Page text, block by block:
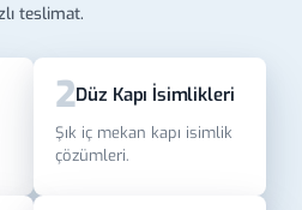
teslimat.
2Düz Kapı İsimlikleri
Şık iç mekan kapı isimlik
çözümleri.